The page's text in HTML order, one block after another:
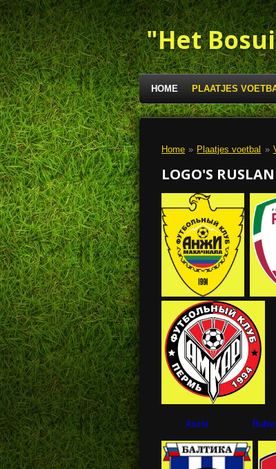
Ga
direct
naar
de
hoofdinhoud
"Het
HOME PLAATJES
Home » Plaatjes voetbal »
LOGO'S
Anzhi Rubin